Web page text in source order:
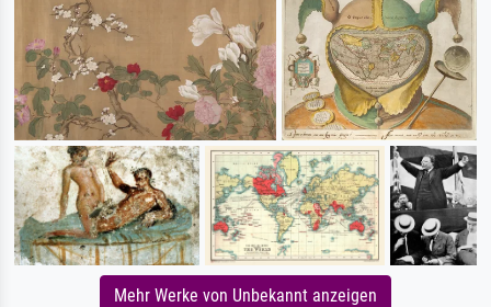
Mehr Werke von Unbekannt anzeigen